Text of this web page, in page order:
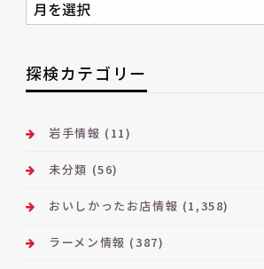
別
ー
カ
ブ
探検カテゴリー
岩手情報 (11)
未分類 (56)
おいしかったお店情報 (1,358)
ラーメン情報 (387)